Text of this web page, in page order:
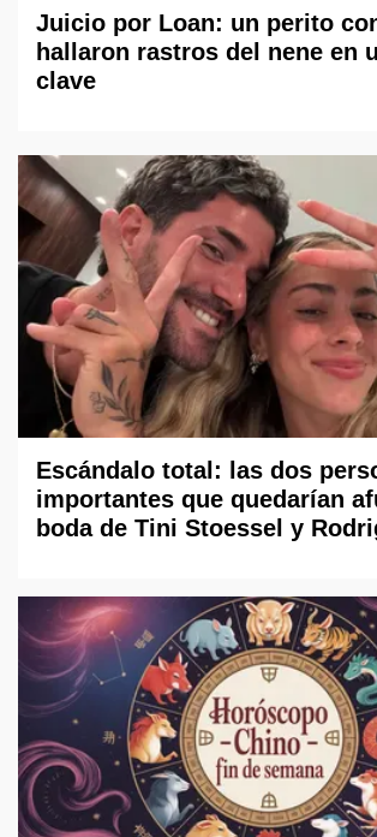
Juicio por Loan: un perito
hallaron rastros del nene en
clave
Escándalo total: las dos
importantes que quedarían
boda de Tini Stoessel y